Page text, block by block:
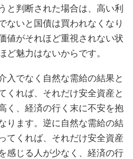
と判断された場合は、高い利
ないと国債は買われなくなり
値がそれほど重視されない状
ど魅力はないからです。
入でなく自然な需給の結果と
くれば、それだけ安全資産と
く、経済の行く末に不安を抱
ります。逆に自然な需給の結
てくれば、それだけ安全資産
感じる人が少なく、経済の行